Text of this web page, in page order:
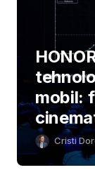
mobil:
Cristi